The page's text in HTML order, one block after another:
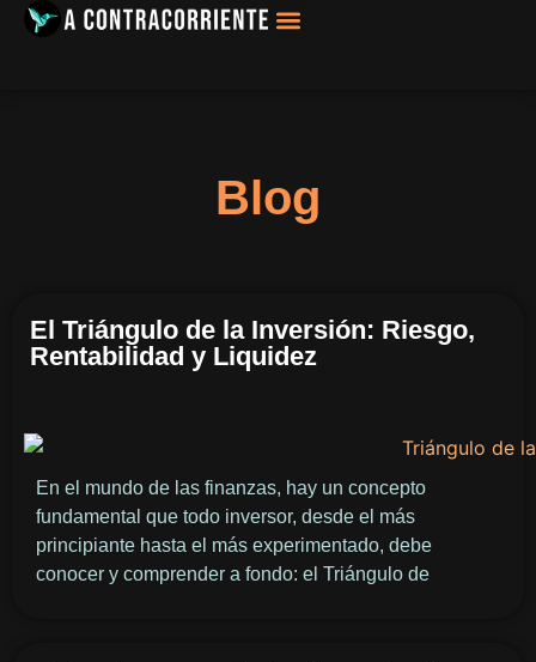
Blog
El Triángulo de la Inversión: Riesgo,
Rentabilidad y Liquidez
En el mundo de las finanzas, hay un concepto
fundamental que todo inversor, desde el más
principiante hasta el más experimentado, debe
conocer y comprender a fondo: el Triángulo de